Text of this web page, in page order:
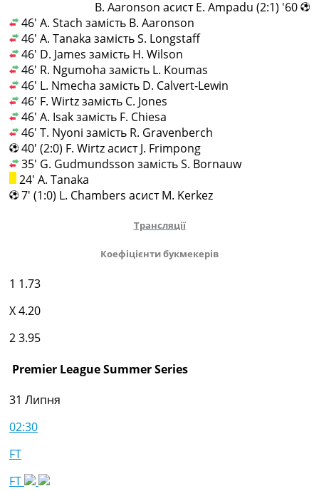
46' A. Stach замість B. Aaronson
46' A. Tanaka замість S. Longstaff
46' D. James замість H. Wilson
46' R. Ngumoha замість L. Koumas
46' L. Nmecha замість D. Calvert-Lewin
46' F. Wirtz замість C. Jones
46' A. Isak замість F. Chiesa
46' T. Nyoni замість R. Gravenberch
40' (2:0) F. Wirtz асист J. Frimpong
35' G. Gudmundsson замість S. Bornauw
24' A. Tanaka
7' (1:0) L. Chambers асист M. Kerkez
Трансляції
Коефіцієнти букмекерів
1 1.73
X4.20
23.95
Premier League Summer Series
31 Липня
02:30
FT
FT